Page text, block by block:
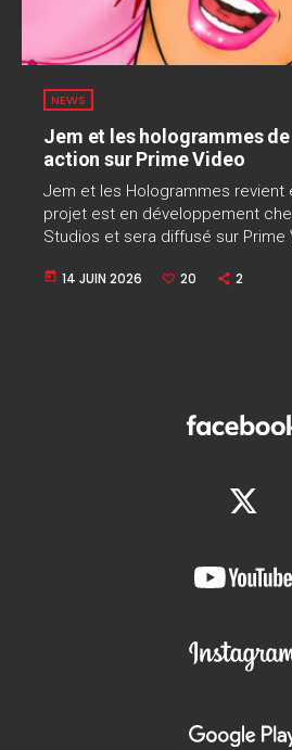
NEWS
Jem et les hologrammes
action sur Prime Video
Jem et les Hologrammes revient
projet est en développement
Studios et sera diffusé sur Prime
today 14 JUIN 2026 20 2